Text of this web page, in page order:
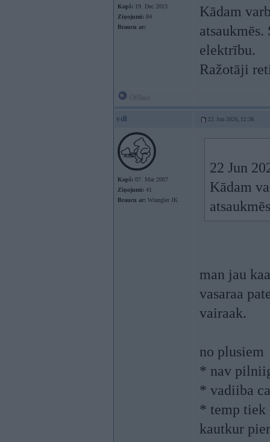
Kopš: 19. Dec 2013
Ziņojumi: 84
Braucu ar:
Kādam
elektrību.
Ražotāji
vdl 22. Jun 2026, 12:36
Kopš: 07. Mar 2007
Ziņojumi: 41
Braucu ar: Wrangler JK
22 Jun
Kādam
atsaukmēs
man jau
vasaraa
vairaak.
no plusiem
* nav
* vadiiba
* temp tiek
kautkur